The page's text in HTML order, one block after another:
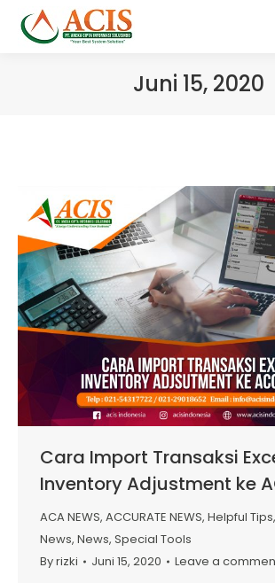
Juni 15, 2020
Cara Import Transaksi
Inventory Adjustment ke
ACA NEWS, ACCURATE NEWS, Helpful Tips,
News, News, Special Tools
Byrizki Juni 15, 2020 Leave a